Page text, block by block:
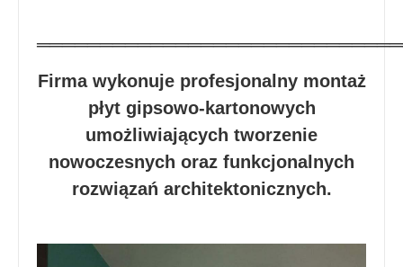
Firma wykonuje profesjonalny montaż
płyt gipsowo-kartonowych
umożliwiających tworzenie
nowoczesnych oraz funkcjonalnych
rozwiązań architektonicznych.